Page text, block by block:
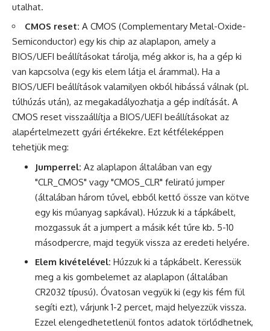
utalhat.
CMOS reset: A CMOS (Complementary Metal-Oxide-
Semiconductor) egy kis chip az alaplapon, amely a
BIOS/UEFI beállításokat tárolja, még akkor is, ha a gép ki
van kapcsolva (egy kis elem látja el árammal). Ha a
BIOS/UEFI beállítások valamilyen okból hibássá válnak (pl.
túlhúzás után), az megakadályozhatja a gép indítását. A
CMOS reset visszaállítja a BIOS/UEFI beállításokat az
alapértelmezett gyári értékekre. Ezt kétféleképpen
tehetjük meg:
Jumperrel: Az alaplapon általában van egy
"CLR_CMOS" vagy "CMOS_CLR" feliratú jumper
(általában három tűvel, ebből kettő össze van kötve
egy kis műanyag sapkával). Húzzuk ki a tápkábelt,
mozgassuk át a jumpert a másik két tűre kb. 5-10
másodpercre, majd tegyük vissza az eredeti helyére.
Elem kivételével: Húzzuk ki a tápkábelt. Keressük
meg a kis gombelemet az alaplapon (általában
CR2032 típusú). Óvatosan vegyük ki (egy kis fém fül
segíti ezt), várjunk 1-2 percet, majd helyezzük vissza.
Ezzel elengedhetetlenül fontos adatok törlődhetnek,